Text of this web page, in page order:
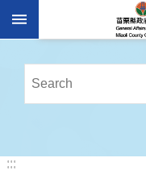
跳到主要內容區塊
務
:::
:::